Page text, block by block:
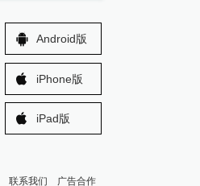
Android版
iPhone版
iPad版
联系我们 广告合作